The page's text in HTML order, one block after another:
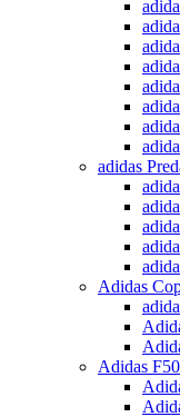
adidas
Adidas
Adidas F50